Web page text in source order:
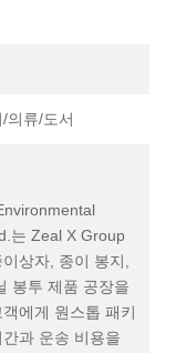
의류/도서
는 Zeal X Group
상자, 종이 봉지,
봉투 제품 공장을
에게 원스톱 패키
과 운송 비용을